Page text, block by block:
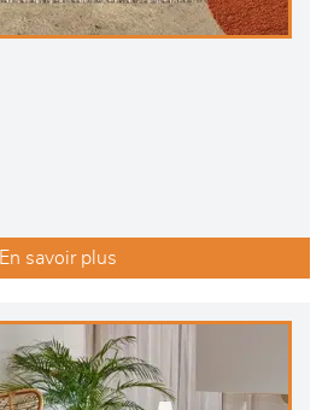
En savoir plus